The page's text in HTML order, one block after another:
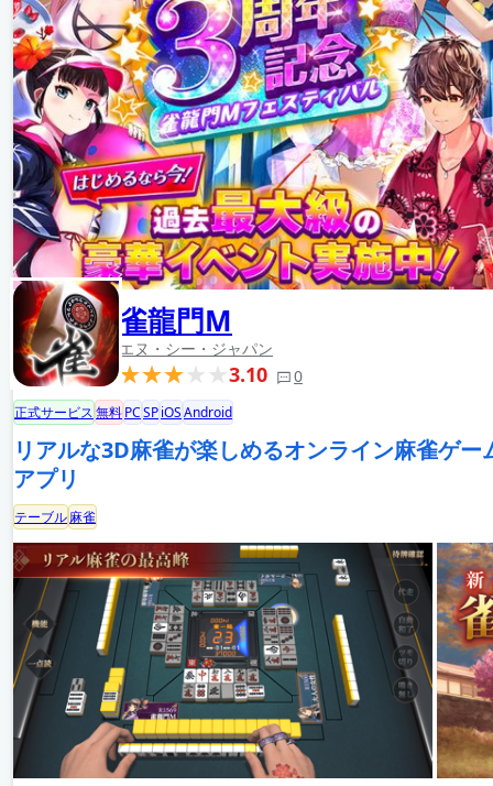
雀龍門M
エヌ・シー・ジャパン
3.10 0
正式サービス無料PCSPiOSAndroid
リアルな3D麻雀が楽しめるオンライン麻雀ゲー
アプリ
テーブル麻雀